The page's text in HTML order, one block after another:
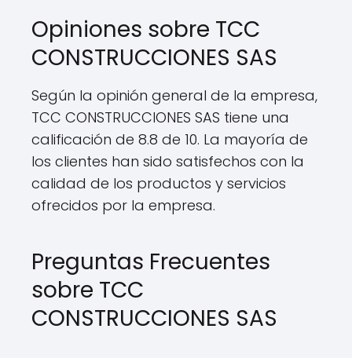
Opiniones sobre TCC
CONSTRUCCIONES SAS
Según la opinión general de la empresa,
TCC CONSTRUCCIONES SAS tiene una
calificación de 8.8 de 10. La mayoría de
los clientes han sido satisfechos con la
calidad de los productos y servicios
ofrecidos por la empresa.
Preguntas Frecuentes
sobre TCC
CONSTRUCCIONES SAS